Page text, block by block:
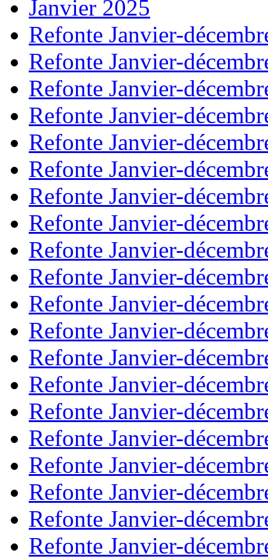
Janvier 2025
Refonte Janvier-
Refonte Janvier-
Refonte Janvier-
Refonte Janvier-
Refonte Janvier-
Refonte Janvier-
Refonte Janvier-
Refonte Janvier-
Refonte Janvier-
Refonte Janvier-
Refonte Janvier-
Refonte Janvier-
Refonte Janvier-
Refonte Janvier-
Refonte Janvier-
Refonte Janvier-
Refonte Janvier-
Refonte Janvier-
Refonte Janvier-
Refonte Janvier-